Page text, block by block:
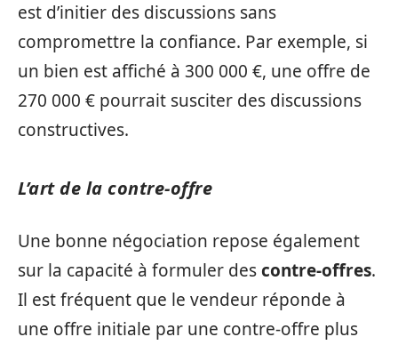
est d’initier des discussions sans
compromettre la confiance. Par exemple, si
un bien est affiché à 300 000 €, une offre de
270 000 € pourrait susciter des discussions
constructives.
L’art de la contre-offre
Une bonne négociation repose également
sur la capacité à formuler descontre-offres.
Il est fréquent que le vendeur réponde à
une offre initiale par une contre-offre plus